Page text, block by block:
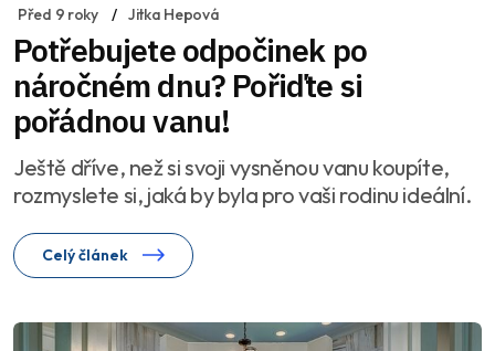
Před 9 roky Jitka Hepová
Potřebujete odpočinek po
náročném dnu? Pořiďte si
pořádnou vanu!
Ještě dříve, než si svoji vysněnou vanu koupíte,
rozmyslete si, jaká by byla pro vaši rodinu ideální.
Celý článek